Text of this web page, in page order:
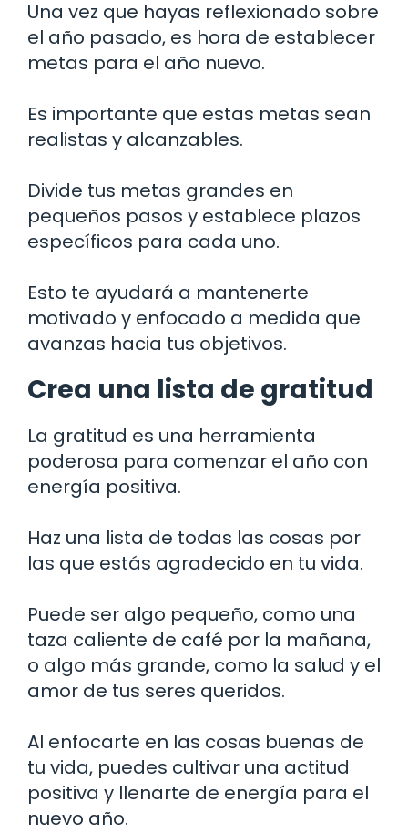
Una vez que hayas reflexionado sobre
el año pasado, es hora de establecer
metas para el año nuevo.
Es importante que estas metas sean
realistas y alcanzables.
Divide tus metas grandes en
pequeños pasos y establece plazos
específicos para cada uno.
Esto te ayudará a mantenerte
motivado y enfocado a medida que
avanzas hacia tus objetivos.
Crea una lista de gratitud
La gratitud es una herramienta
poderosa para comenzar el año con
energía positiva.
Haz una lista de todas las cosas por
las que estás agradecido en tu vida.
Puede ser algo pequeño, como una
taza caliente de café por la mañana,
o algo más grande, como la salud y el
amor de tus seres queridos.
Al enfocarte en las cosas buenas de
tu vida, puedes cultivar una actitud
positiva y llenarte de energía para el
nuevo año.